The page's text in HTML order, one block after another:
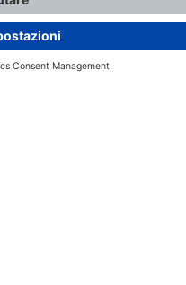
con estremità aperte,
del sistema FIT.